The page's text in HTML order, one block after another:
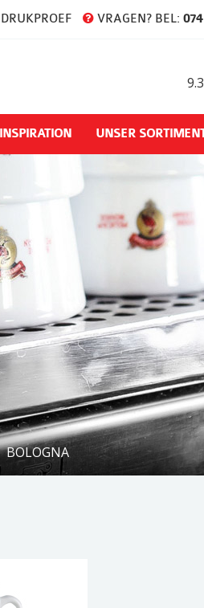
VRAGEN? BEL:
9.3
INSPIRATION UNSER
BOLOGNA